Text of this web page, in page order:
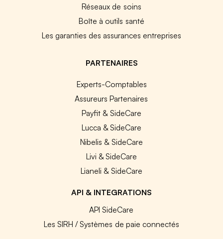
Réseaux de soins
Boîte à outils santé
Les garanties des assurances entreprises
PARTENAIRES
Experts-Comptables
Assureurs Partenaires
Payfit & SideCare
Lucca & SideCare
Nibelis & SideCare
Livi & SideCare
Lianeli & SideCare
API & INTEGRATIONS
API SideCare
Les SIRH / Systèmes de paie connectés